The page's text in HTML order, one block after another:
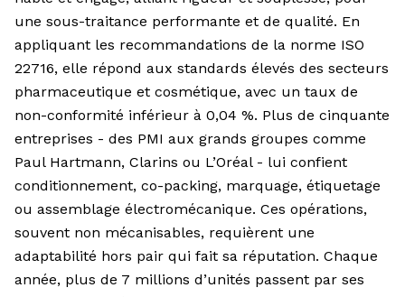
une sous-traitance performante et de qualité. En
appliquant les recommandations de la norme ISO
22716, elle répond aux standards élevés des secteurs
pharmaceutique et cosmétique, avec un taux de
non-conformité inférieur à 0,04 %. Plus de cinquante
entreprises - des PMI aux grands groupes comme
Paul Hartmann, Clarins ou L’Oréal - lui confient
conditionnement, co-packing, marquage, étiquetage
ou assemblage électromécanique. Ces opérations,
souvent non mécanisables, requièrent une
adaptabilité hors pair qui fait sa réputation. Chaque
année, plus de 7 millions d’unités passent par ses